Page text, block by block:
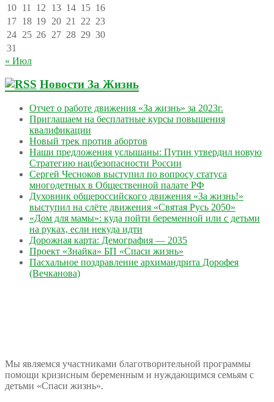
10 11 12 13 14 15 16
17 18 19 20 21 22 23
24 25 26 27 28 29 30
31
« Июл
Новости За Жизнь
Отчет о работе движения «За жизнь» за 2023г.
Приглашаем на бесплатные курсы повышения
квалификации
Новый трек против абортов
Наши предложения услышаны: Путин утвердил новую
Стратегию нацбезопасности России
Сергей Чесноков выступил по вопросу статуса
многодетных в Общественной палате РФ
Духовник общероссийского движения «За жизнь!»
выступил на слёте движения «Святая Русь 2050»
«Дом для мамы»: куда пойти беременной или с детьми
на руках, если некуда идти
Дорожная карта: Демография — 2035
Проект «Знайка» БП «Спаси жизнь»
Пасхальное поздравление архимандрита Дорофея
(Вечканова)
Мы являемся участниками благотворительной программы
помощи кризисным беременным и нуждающимся семьям с
детьми «Спаси жизнь».